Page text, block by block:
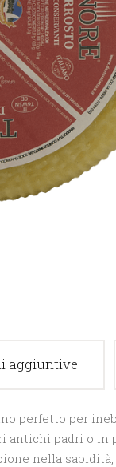
aggiuntive
perfetto per
padri o in
nella